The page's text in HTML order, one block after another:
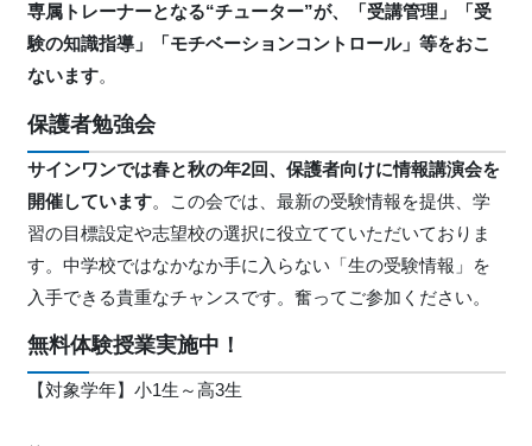
専属トレーナーとなる“チューター”が、「受講管理」「受
験の知識指導」「モチベーションコントロール」等をおこ
ないます。
保護者勉強会
サインワンでは春と秋の年2回、保護者向けに情報講演会を
開催しています。この会では、最新の受験情報を提供、学
習の目標設定や志望校の選択に役立てていただいておりま
す。中学校ではなかなか手に入らない「生の受験情報」を
入手できる貴重なチャンスです。奮ってご参加ください。
無料体験授業実施中！
【対象学年】小1生～高3生